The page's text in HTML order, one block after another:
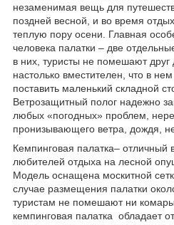
незаменимая вещь для
поздней весной, и во время
теплую пору осени. Главная
человека палатки – две
в них, туристы не помешают друг
настолько вместителен, что в
поставить маленький складной
Ветрозащитный полог надежно
любых «погодных» проблем,
пронизывающего ветра, дождя,
Кемпинговая палатка– отличный
любителей отдыха на лесной
Модель оснащена москитной
случае размещения палатки
туристам не помешают ни
кемпинговая палатка обладает